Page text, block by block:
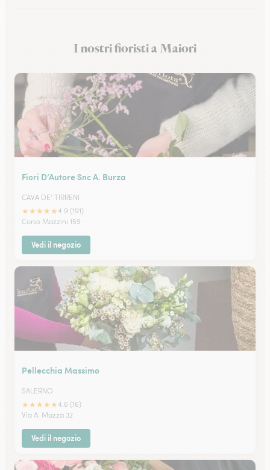
Fioristi a Castellammare di Stabia
I nostri fioristi a Maiori
Fiori D’Autore Snc A. Burza
CAVA DE' TIRRENI
★★★★★4.9 (191)
Corso Mazzini 159
Vedi il negozio
Pellecchia Massimo
SALERNO
★★★★★4.6 (16)
Via A. Mazza 32
Vedi il negozio